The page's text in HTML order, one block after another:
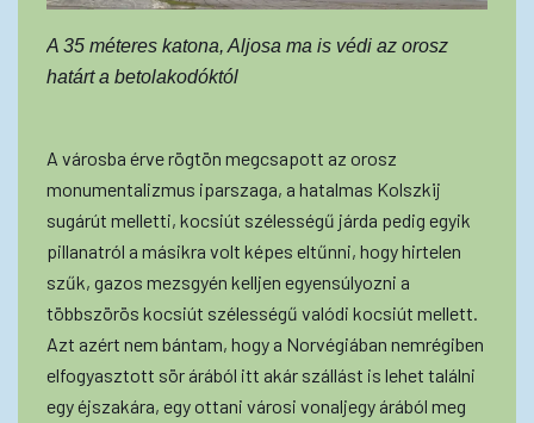
A 35 méteres katona, Aljosa ma is védi az orosz
határt a betolakodóktól
A városba érve rögtön megcsapott az orosz
monumentalizmus iparszaga, a hatalmas Kolszkij
sugárút melletti, kocsiút szélességű járda pedig egyik
pillanatról a másikra volt képes eltűnni, hogy hirtelen
szűk, gazos mezsgyén kelljen egyensúlyozni a
többszörös kocsiút szélességű valódi kocsiút mellett.
Azt azért nem bántam, hogy a Norvégiában nemrégiben
elfogyasztott sör árából itt akár szállást is lehet találni
egy éjszakára, egy ottani városi vonaljegy árából meg